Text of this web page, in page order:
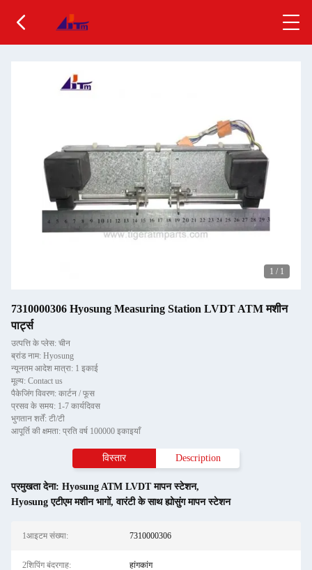
1 / 1
7310000306 Hyosung Measuring Station LVDT ATM मशीन
पार्ट्स
उत्पत्ति के प्लेस: चीन
ब्रांड नाम: Hyosung
न्यूनतम आदेश मात्रा: 1 इकाई
मूल्य: Contact us
पैकेजिंग विवरण: कार्टन / फूस
प्रसव के समय: 1-7 कार्यदिवस
भुगतान शर्तें: टी/टी
आपूर्ति की क्षमता: प्रति वर्ष 100000 इकाइयाँ
विस्तार Description
प्रमुखता देना: Hyosung ATM LVDT मापन स्टेशन,
Hyosung एटीएम मशीन भागों,वारंटी के साथ ह्योसुंग मापन स्टेशन
1आइटम संख्या: 7310000306
2शिपिंग बंदरगाह: हांगकांग